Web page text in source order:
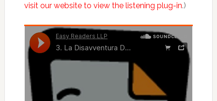
visit our website to view the listening plug-in.)